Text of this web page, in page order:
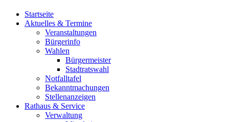
Startseite
Aktuelles & Termine
Veranstaltungen
Bürgerinfo
Wahlen
Bürgermeister
Stadtratswahl
Notfalltafel
Bekanntmachungen
Stellenanzeigen
Rathaus & Service
Verwaltung